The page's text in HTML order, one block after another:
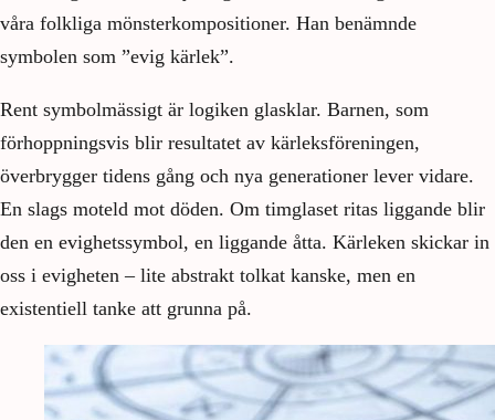
våra folkliga mönsterkompositioner. Han benämnde
symbolen som ”evig kärlek”.
Rent symbolmässigt är logiken glasklar. Barnen, som
förhoppningsvis blir resultatet av kärleksföreningen,
överbrygger tidens gång och nya generationer lever vidare.
En slags moteld mot döden. Om timglaset ritas liggande blir
den en evighetssymbol, en liggande åtta. Kärleken skickar in
oss i evigheten – lite abstrakt tolkat kanske, men en
existentiell tanke att grunna på.